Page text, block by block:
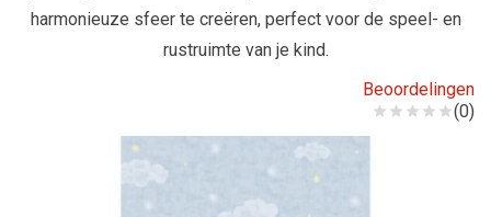
harmonieuze sfeer te creëren, perfect voor de speel- en
rustruimte van je kind.
Beoordelingen
(0)